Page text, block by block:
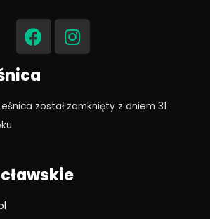
F
a
c
e
b
o
I
n
s
g
został zamknięty z dniem 31